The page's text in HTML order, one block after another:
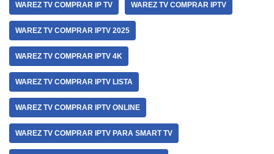
WAREZ TV COMPRAR IP TV WAREZ TV COMPRAR IPTV
WAREZ TV COMPRAR IPTV 2025
WAREZ TV COMPRAR IPTV 4K
WAREZ TV COMPRAR IPTV LISTA
WAREZ TV COMPRAR IPTV ONLINE
WAREZ TV COMPRAR IPTV PARA SMART TV